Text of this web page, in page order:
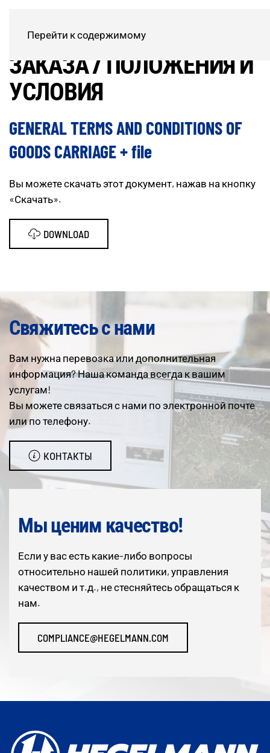
Перейти к содержимому
ПОДТВЕРЖДЕНИЕ
ЗАКАЗА / ПОЛОЖЕНИЯ И
УСЛОВИЯ
GENERAL TERMS AND CONDITIONS OF
GOODS CARRIAGE + file
Вы можете скачать этот документ, нажав на кнопку
«Скачать».
DOWNLOAD
Свяжитесь с нами
Вам нужна перевозка или дополнительная
информация? Наша команда всегда к вашим
услугам!
Вы можете связаться с нами по электронной почте
или по телефону.
КОНТАКТЫ
Мы ценим качество!
Если у вас есть какие-либо вопросы
относительно нашей политики, управления
качеством и т.д., не стесняйтесь обращаться к
нам.
COMPLIANCE@HEGELMANN.COM